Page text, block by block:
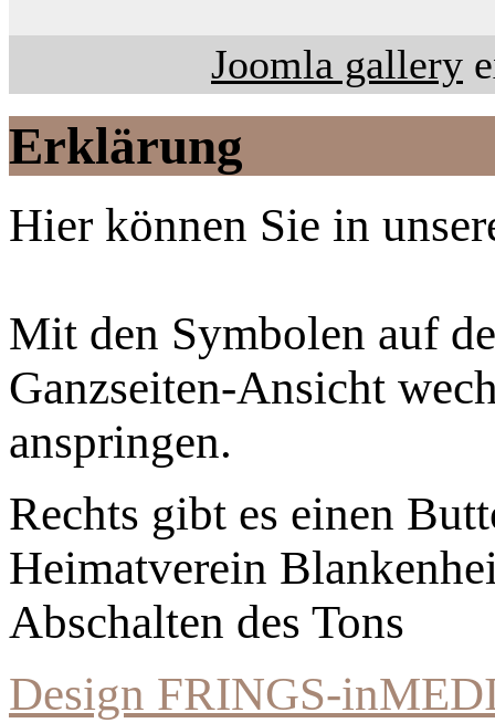
Joomla gallery
Erklärung
Hier können Sie in
Mit den Symbolen auf
Ganzseiten-Ansicht
anspringen.
Rechts gibt es einen
Heimatverein
Abschalten des Tons
Design FRINGS-